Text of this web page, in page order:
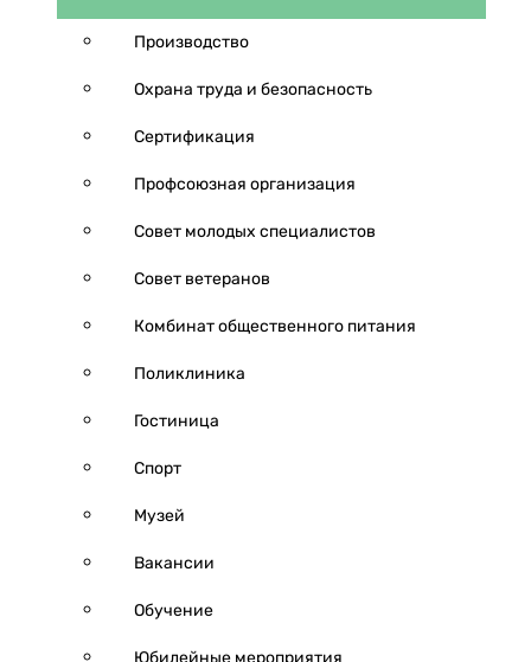
Производство
Охрана труда и безопасность
Сертификация
Профсоюзная организация
Совет молодых специалистов
Совет ветеранов
Комбинат общественного питания
Поликлиника
Гостиница
Спорт
Музей
Вакансии
Обучение
Юбилейные мероприятия